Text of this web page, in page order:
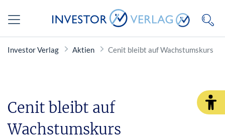
Investor Verlag Aktien Cenit bleibt auf Wachstumskurs
Cenit bleibt auf
Wachstumskurs